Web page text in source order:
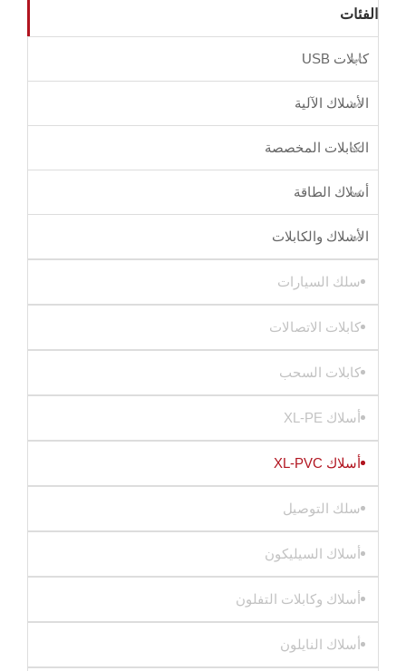
الفئات
كابلات USB
الأسلاك الآلية
الكابلات المخصصة
أسلاك الطاقة
الأسلاك والكابلات
سلك السيارات
كابلات الاتصالات
كابلات السحب
أسلاك XL-PE
أسلاك XL-PVC
سلك التوصيل
أسلاك السيليكون
أسلاك وكابلات التفلون
أسلاك النايلون